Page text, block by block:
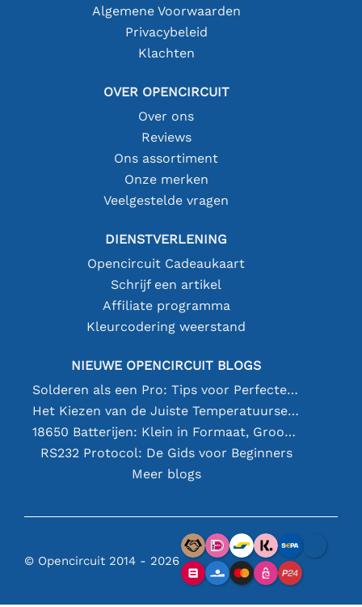
Algemene Voorwaarden
Privacybeleid
Klachten
OVER OPENCIRCUIT
Over ons
Reviews
Ons assortiment
Onze merken
Veelgestelde vragen
DIENSTVERLENING
Opencircuit Cadeaukaart
Schrijf een artikel
Affiliate programma
Kleurcodering weerstand
NIEUWE OPENCIRCUIT BLOGS
Solderen als een Pro: Tips voor Perfecte Elektronische Verbindingen
Het Kiezen van de Juiste Temperatuursensor [youtube]
18650 Batterijen: Klein in Formaat, Groot in Prestatie
RS232 Protocol: De Gids voor Beginners
Meer blogs
© Opencircuit 2014 - 2026